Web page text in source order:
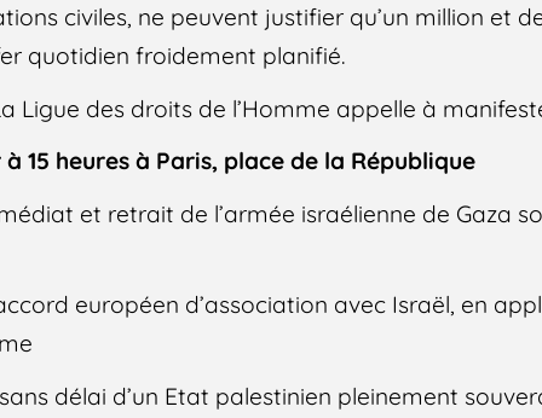
civiles, ne peuvent justifier qu’un million et
quotidien froidement planifié.
Ligue des droits de l’Homme appelle à
15 heures à Paris, place de la République
et retrait de l’armée israélienne de Gaza
européen d’association avec Israël, en
délai d’un Etat palestinien pleinement